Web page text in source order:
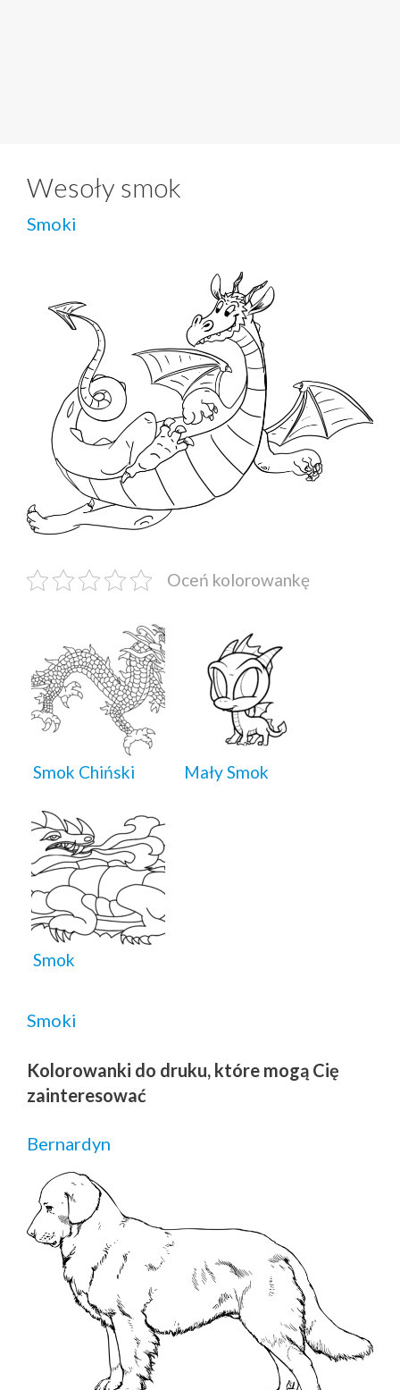
Wesoły smok
Smoki
Oceń kolorowankę
Smok Chiński Mały Smok
Smok
Smoki
Kolorowanki do druku, które mogą Cię
zainteresować
Bernardyn